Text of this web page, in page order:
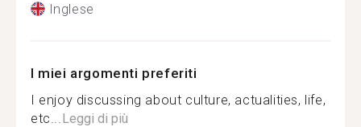
Inglese
I miei argomenti preferiti
I enjoy discussing about culture, actualities, life,
etc... Leggi di più